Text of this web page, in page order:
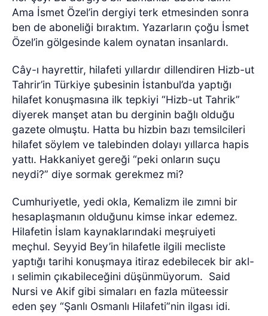
Ama İsmet Özel’in dergiyi terk etmesinden sonra
ben de aboneliği bıraktım. Yazarların çoğu İsmet
Özel’in gölgesinde kalem oynatan insanlardı.
Cây-ı hayrettir, hilafeti yıllardır dillendiren Hizb-ut
Tahrir’in Türkiye şubesinin İstanbul’da yaptığı
hilafet konuşmasına ilk tepkiyi “Hizb-ut Tahrik”
diyerek manşet atan bu derginin bağlı olduğu
gazete olmuştu. Hatta bu hizbin bazı temsilcileri
hilafet söylem ve talebinden dolayı yıllarca hapis
yattı. Hakkaniyet gereği “peki onların suçu
neydi?” diye sormak gerekmez mi?
Cumhuriyetle, yedi okla, Kemalizm ile zımni bir
hesaplaşmanın olduğunu kimse inkar edemez.
Hilafetin İslam kaynaklarındaki meşruiyeti
meçhul. Seyyid Bey’in hilafetle ilgili mecliste
yaptığı tarihi konuşmaya itiraz edebilecek bir akl-
ı selimin çıkabileceğini düşünmüyorum. Said
Nursi ve Akif gibi simaları en fazla müteessir
eden şey “Şanlı Osmanlı Hilafeti”nin ilgası idi.